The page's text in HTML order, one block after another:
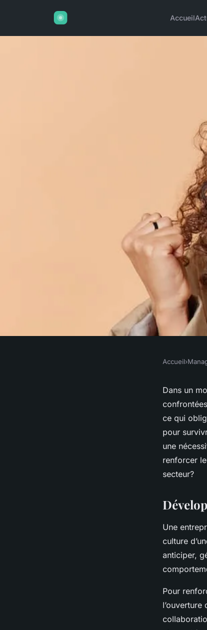
Accueil
Quelles
résilience
secteur du luxe?
Accueil›
Dans un
ce qui
pour
une
renforcer
secteur?
Une
culture
anticiper,
Pour